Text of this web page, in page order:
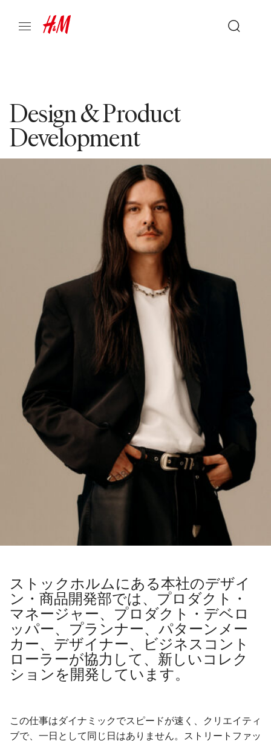
Design & Product
Development
ストックホルムにある本社のデザイ
ン・商品開発部では、プロダクト・
マネージャー、プロダクト・デベロ
ッパー、プランナー、パターンメー
カー、デザイナー、ビジネスコント
ローラーが協力して、新しいコレク
ションを開発しています。
この仕事はダイナミックでスピードが速く、クリエイティ
ブで、一日として同じ日はありません。ストリートファッ